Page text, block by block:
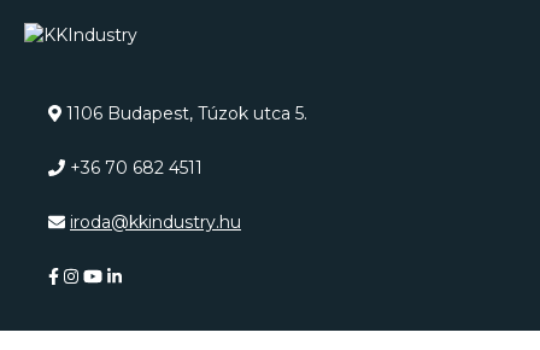
1106 Budapest, Túzok utca 5.
+36 70 682 4511
iroda@kkindustry.hu